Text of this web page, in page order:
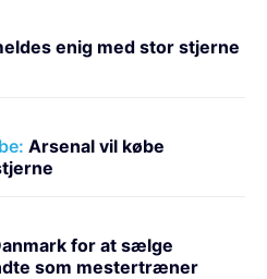
enig med stor stjerne
Arsenal vil købe
for at sælge
som mestertræner